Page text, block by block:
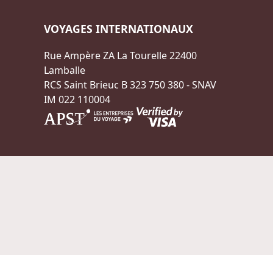
VOYAGES INTERNATIONAUX
Rue Ampère ZA La Tourelle 22400
Lamballe
RCS Saint Brieuc B 323 750 380 - SNAV
IM 022 110004